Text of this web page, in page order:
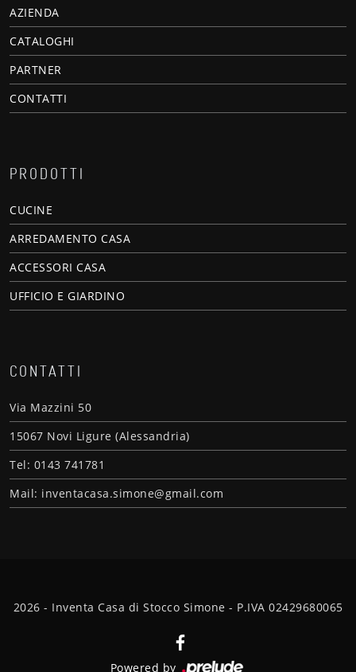
AZIENDA
CATALOGHI
PARTNER
CONTATTI
PRODOTTI
CUCINE
ARREDAMENTO CASA
ACCESSORI CASA
UFFICIO E GIARDINO
CONTATTI
Via Mazzini 50
15067 Novi Ligure (Alessandria)
Tel: 0143 741781
Mail: inventacasa.simone@gmail.com
2026 - Inventa Casa di Stocco Simone - P.IVA 02429680065
Powered by